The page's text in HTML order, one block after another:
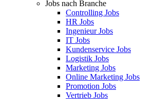
Jobs nach Branche
Controlling Jobs
HR Jobs
Ingenieur Jobs
IT Jobs
Kundenservice Jobs
Logistik Jobs
Marketing Jobs
Online Marketing Jobs
Promotion Jobs
Vertrieb Jobs